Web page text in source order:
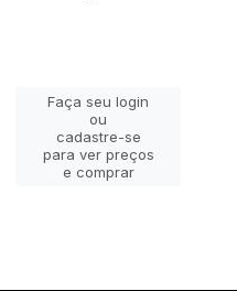
Faça seu login
ou
cadastre-se
para ver preços
e comprar